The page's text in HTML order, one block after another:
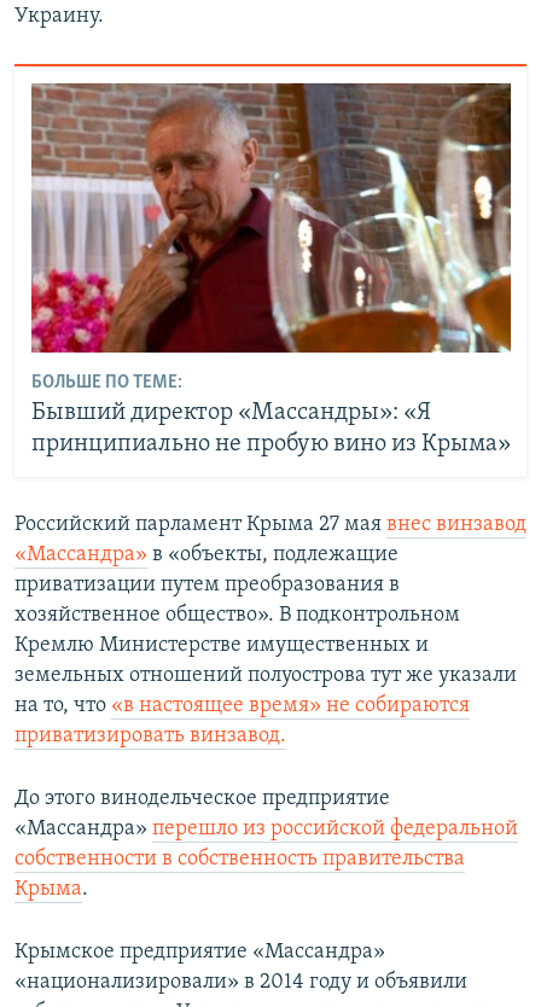
Украину.
БОЛЬШЕ ПО ТЕМЕ:
Бывший директор «Массандры»: «Я
принципиально не пробую вино из Крыма»
Российский парламент Крыма 27 мая внес винзавод
«Массандра» в «объекты, подлежащие
приватизации путем преобразования в
хозяйственное общество». В подконтрольном
Кремлю Министерстве имущественных и
земельных отношений полуострова тут же указали
на то, что «в настоящее время» не собираются
приватизировать винзавод.
До этого винодельческое предприятие
«Массандра» перешло из российской федеральной
собственности в собственность правительства
Крыма.
Крымское предприятие «Массандра»
«национализировали» в 2014 году и объявили